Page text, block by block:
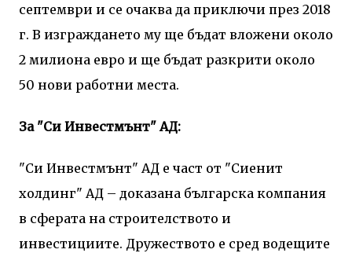
септември и се очаква да приключи през 2018
г. В изграждането му ще бъдат вложени около
2 милиона евро и ще бъдат разкрити около
50 нови работни места.
За "Си Инвестмънт" АД:
"Си Инвестмънт" АД е част от "Сиенит
холдинг" АД – доказана българска компания
в сферата на строителството и
инвестициите. Дружеството е сред водещите